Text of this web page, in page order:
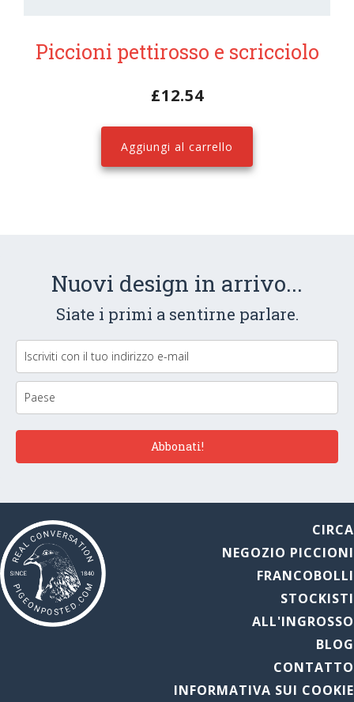
Piccioni pettirosso e scricciolo
£12.54
Aggiungi al carrello
Nuovi design in arrivo...
Siate i primi a sentirne parlare.
Abbonati!
CIRCA
NEGOZIO PICCIONI
FRANCOBOLLI
STOCKISTI
ALL'INGROSSO
BLOG
CONTATTO
INFORMATIVA SUI COOKIE